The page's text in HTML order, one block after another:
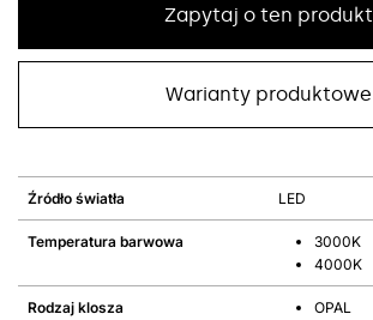
Zapytaj o ten produkt
Warianty produktowe
Źródło światła LED
Temperatura barwowa
3000K
4000K
Rodzaj klosza
OPAL